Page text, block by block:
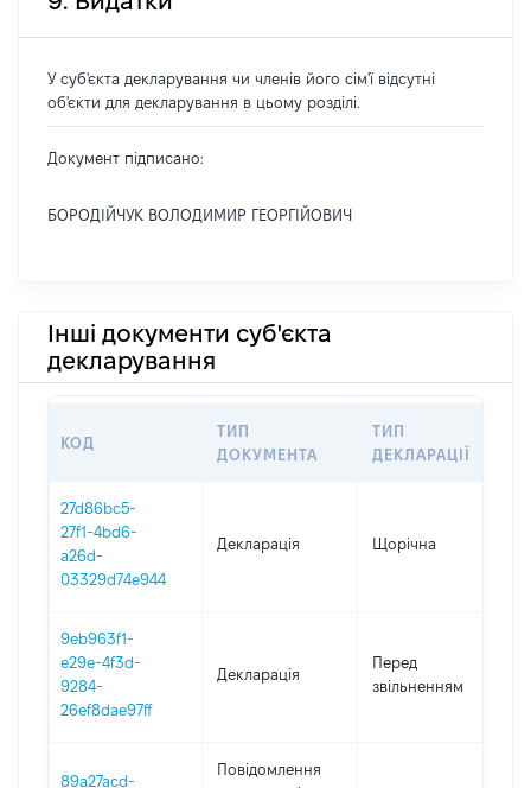
У суб'єкта декларування чи членів його сім'ї відсутні
об'єкти для декларування в цьому розділі.
Документ підписано:
БОРОДІЙЧУК ВОЛОДИМИР ГЕОРГІЙОВИЧ
Інші документи суб'єкта
декларування
КОД
ТИП
ДОКУМЕНТА
ТИП
ДЕКЛАРАЦІЇ
27d86bc5-
27f1-4bd6-
a26d-
03329d74e944
Декларація Щорічна
9eb963f1-
e29e-4f3d-
9284-
26ef8dae97ff
Декларація
Перед
звільненням
89a27acd-
Повідомлення